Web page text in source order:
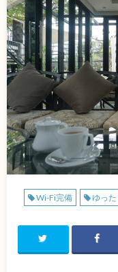
Wi-Fi完備 ゆっ